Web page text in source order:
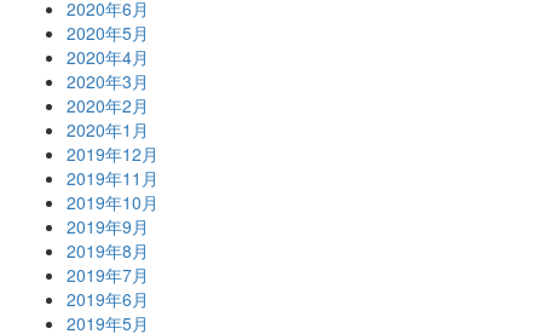
2020年6月
2020年5月
2020年4月
2020年3月
2020年2月
2020年1月
2019年12月
2019年11月
2019年10月
2019年9月
2019年8月
2019年7月
2019年6月
2019年5月